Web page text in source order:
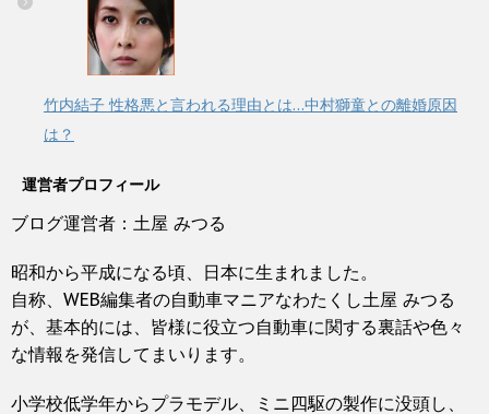
竹内結子 性格悪と言われる理由とは…中村獅童との離婚原因
は？
運営者プロフィール
ブログ運営者：土屋 みつる
昭和から平成になる頃、日本に生まれました。
自称、WEB編集者の自動車マニアなわたくし土屋 みつる
が、基本的には、皆様に役立つ自動車に関する裏話や色々
な情報を発信してまいります。
小学校低学年からプラモデル、ミニ四駆の製作に没頭し、